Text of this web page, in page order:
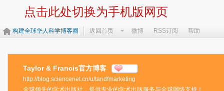
点击此处切换为手机版网页
构建全球华人科学博客圈 返回首页 微博 RSS订阅 帮助
Taylor & Francis官方博客
http://blog.sciencenet.cn/u/tandfmarketing
全球领先的学术出版社，提供专业的学术出版服务与全球网络支持！